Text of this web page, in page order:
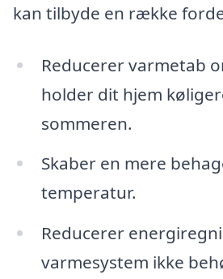
kan tilbyde en række
Reducerer varmetab
holder dit hjem
sommeren.
Skaber en mere
temperatur.
Reducerer
varmesystem ikke